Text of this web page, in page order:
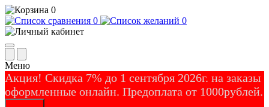
0
0
0
Меню
Акция! Скидка 7% до 1 сентября 2026г. на заказы
оформленные онлайн. Предоплата от 1000рублей.